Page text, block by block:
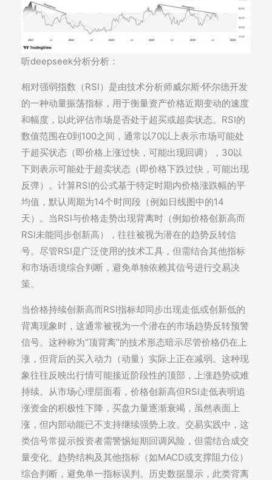
听deepseek分析分析：
相对强弱指数（RSI）是由技术分析师威尔斯·怀尔德开发
的一种动量振荡指标，用于衡量资产价格近期变动的速度
和幅度，以此评估市场是否处于超买或超卖状态。RSI的
数值范围在0到100之间，通常以70以上表示市场可能处
于超买状态（即价格上涨过快，可能出现回调），30以
下则表示可能处于超卖状态（即价格下跌过快，可能出现
反弹）。计算RSI的公式基于特定时期内价格涨跌幅的平
均值，默认周期为14个时间段（例如日线图中的14
天）。当RSI与价格走势出现背离时（例如价格创新高而
RSI未能同步创新高），往往被视为潜在的趋势反转信
号。尽管RSI是广泛使用的技术工具，但需结合其他指标
和市场语境综合判断，避免单独依赖其信号进行交易决
策。
当价格持续创新高而RSI指标却同步出现走低或创新低的
背离现象时，这通常被视为一个潜在的市场趋势反转预警
信号。这种称为“顶背离”的技术形态暗示尽管价格仍在上
涨，但背后的买入动力（动量）实际上正在减弱。这种现
象往往反映出行情可能接近阶段性的顶部，上涨趋势或难
持续。从市场心理层面看，价格创新高但RSI走低表明追
涨资金的积极性下降，买盘力量逐渐衰竭，虽然表面上
涨，但内部动能已不支持继续强势上攻。交易实践中，这
类信号常提示投资者需警惕短期回调风险，但需结合成交
量变化、趋势结构及其他指标（如MACD或支撑阻力位）
综合判断，避免单一指标误判。历史数据显示，此类背离